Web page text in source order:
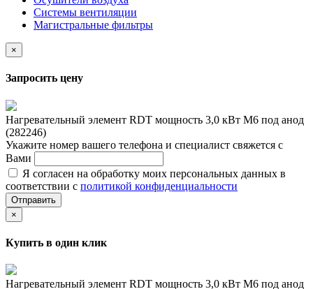
Системы вентиляции
Магистральные фильтры
×
Запросить цену
Нагревательный элемент RDT мощность 3,0 кВт M6 под анод
(282246)
Укажите номер вашего телефона и специалист свяжется с
Вами
Я согласен на обработку моих персональных данных в
соответствии с политикой конфиденциальности
Отправить
×
Купить в один клик
Нагревательный элемент RDT мощность 3,0 кВт M6 под анод